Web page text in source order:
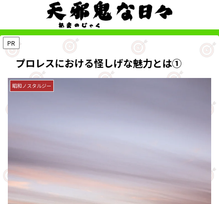
PR
プロレスにおける怪しげな魅力とは①
昭和ノスタルジー